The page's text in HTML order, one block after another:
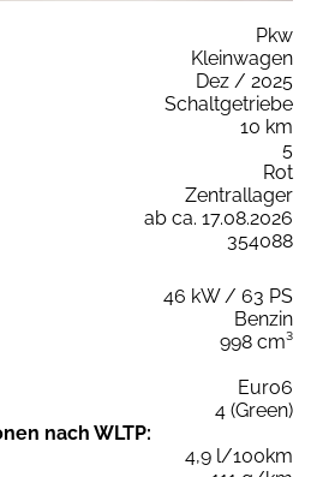
Pkw
Kleinwagen
Dez / 2025
Schaltgetriebe
10 km
5
Rot
Zentrallager
ab ca. 17.08.2026
354088
46 kW / 63 PS
Benzin
998 cm³
Euro6
4 (Green)
nach WLTP:
4,9 l/100km